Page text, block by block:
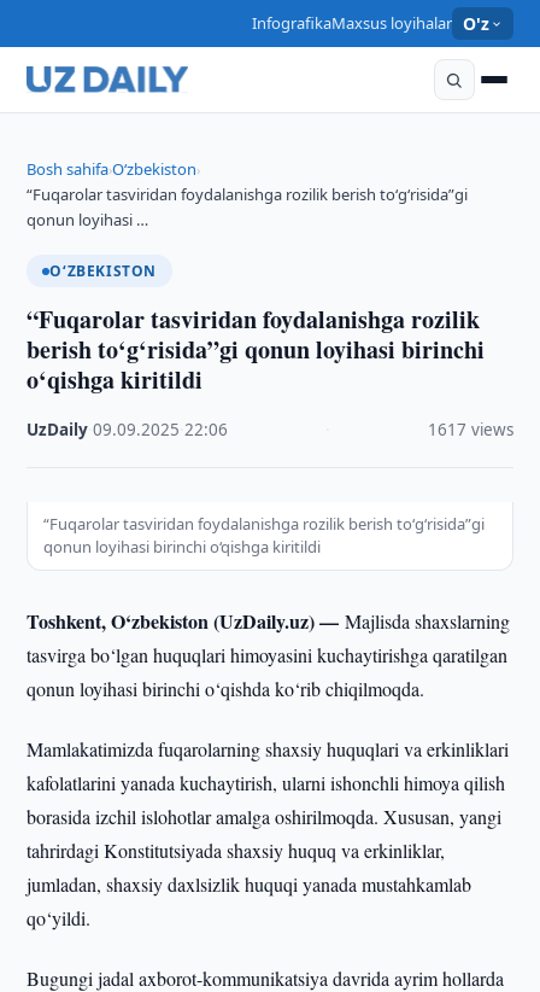
InfografikaMaxsus loyihalar O'z
Bosh sahifa›O‘zbekiston›
“Fuqarolar tasviridan foydalanishga rozilik berish to‘g‘risida”gi
qonun loyihasi …
O‘ZBEKISTON
“Fuqarolar tasviridan foydalanishga rozilik
berish to‘g‘risida”gi qonun loyihasi birinchi
o‘qishga kiritildi
UzDaily ·09.09.2025 ·22:06 1617 views
“Fuqarolar tasviridan foydalanishga rozilik berish to‘g‘risida”gi
qonun loyihasi birinchi o‘qishga kiritildi
Toshkent, O‘zbekiston (UzDaily.uz) —Majlisda shaxslarning
tasvirga bo‘lgan huquqlari himoyasini kuchaytirishga qaratilgan
qonun loyihasi birinchi o‘qishda ko‘rib chiqilmoqda.
Mamlakatimizda fuqarolarning shaxsiy huquqlari va erkinliklari
kafolatlarini yanada kuchaytirish, ularni ishonchli himoya qilish
borasida izchil islohotlar amalga oshirilmoqda. Xususan, yangi
tahrirdagi Konstitutsiyada shaxsiy huquq va erkinliklar,
jumladan, shaxsiy daxlsizlik huquqi yanada mustahkamlab
qo‘yildi.
Bugungi jadal axborot-kommunikatsiya davrida ayrim hollarda